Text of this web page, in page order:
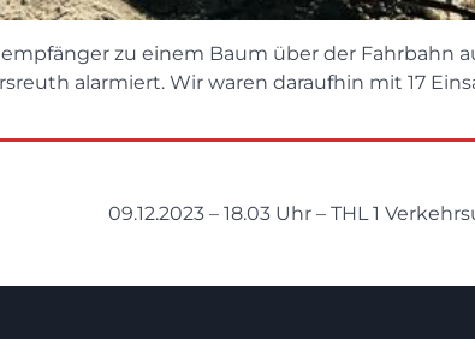
zu einem Baum über der Fahrbahn
alarmiert. Wir waren daraufhin mit 17
09.12.2023 – 18.03 Uhr – THL 1